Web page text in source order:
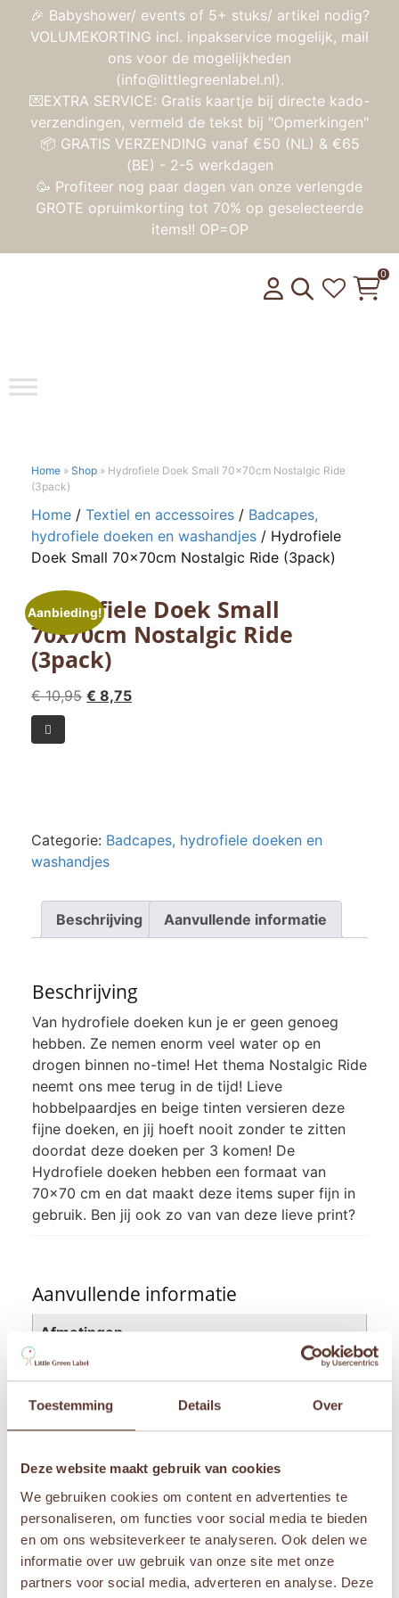
Toestemming Details Over
Deze website maakt gebruik van cookies
We gebruiken cookies om content en advertenties te
personaliseren, om functies voor social media te bieden
en om ons websiteverkeer te analyseren. Ook delen we
informatie over uw gebruik van onze site met onze
partners voor social media, adverteren en analyse. Deze
🎉 Babyshower/ events of 5+ stuks/ artikel nodig?
VOLUMEKORTING incl. inpakservice mogelijk, mail
ons voor de mogelijkheden
(info@littlegreenlabel.nl).
💌EXTRA SERVICE: Gratis kaartje bij directe kado-
verzendingen, vermeld de tekst bij "Opmerkingen"
📦 GRATIS VERZENDING vanaf €50 (NL) & €65
(BE) - 2-5 werkdagen
🥳 Profiteer nog paar dagen van onze verlengde
GROTE opruimkorting tot 70% op geselecteerde
items!! OP=OP
Toggle
0
Home » Shop » Hydrofiele Doek Small 70x70cm Nostalgic Ride
(3pack)
Home / Textiel en accessoires / Badcapes,
hydrofiele doeken en washandjes / Hydrofiele
Doek Small 70x70cm Nostalgic Ride (3pack)
Aanbieding!
Hydrofiele Doek Small
70x70cm Nostalgic Ride
(3pack)
€10,95 Oorspronkelijke
€ 8,75Huidige
Hydrofiele
Doek
Ride
(3pack)

Categorie: Badcapes, hydrofiele doeken en
washandjes
Beschrijving Aanvullende informatie
Beschrijving
Van hydrofiele doeken kun je er geen genoeg
hebben. Ze nemen enorm veel water op en
drogen binnen no-time! Het thema Nostalgic Ride
neemt ons mee terug in de tijd! Lieve
hobbelpaardjes en beige tinten versieren deze
fijne doeken, en jij hoeft nooit zonder te zitten
doordat deze doeken per 3 komen! De
Hydrofiele doeken hebben een formaat van
70×70 cm en dat maakt deze items super fijn in
gebruik. Ben jij ook zo van van deze lieve print?
Aanvullende informatie
Afmetingen
70 × 70 × 1 cm
Leeftijden
Newborn
Merken
Jollein
Gerelateerde producten